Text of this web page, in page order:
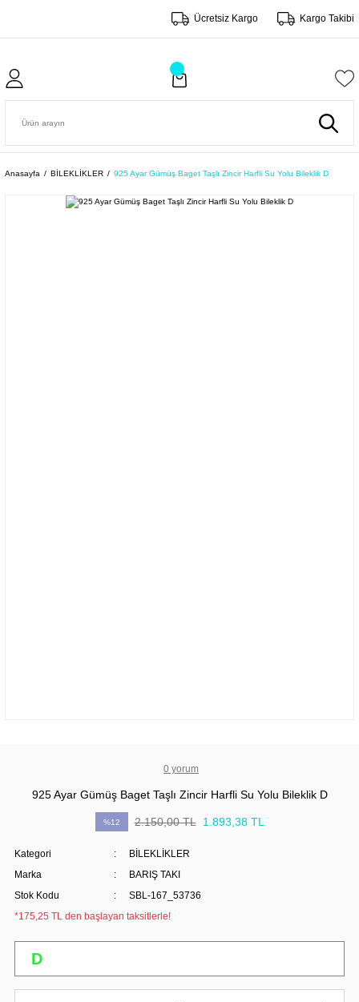
Ücretsiz Kargo Kargo Takibi
Anasayfa BİLEKLİKLER 925 Ayar Gümüş Baget Taşlı Zincir Harfli Su Yolu Bileklik D
0 yorum
925 Ayar Gümüş Baget Taşlı Zincir Harfli Su Yolu Bileklik D
%12 2.150,00 TL 1.893,38 TL
Kategori
BİLEKLİKLER
Marka
BARIŞ TAKI
Stok Kodu
SBL-167_53736
*175,25 TL den başlayan taksitlerle!